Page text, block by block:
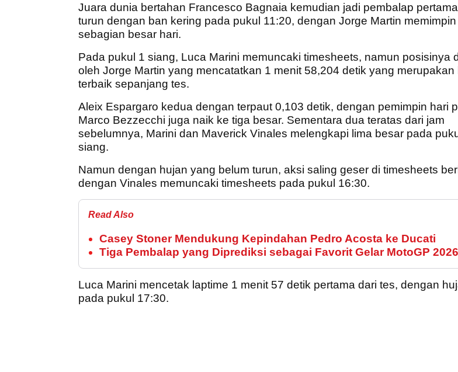
Juara dunia bertahan Francesco Bagnaia kemudian jadi pembalap
turun dengan ban kering pada pukul 11:20, dengan Jorge Martin memimpin
sebagian besar hari.
Pada pukul 1 siang, Luca Marini memuncaki timesheets, namun posisinya
oleh Jorge Martin yang mencatatkan 1 menit 58,204 detik yang merupakan
terbaik sepanjang tes.
Aleix Espargaro kedua dengan terpaut 0,103 detik, dengan pemimpin hari
Marco Bezzecchi juga naik ke tiga besar. Sementara dua teratas dari jam
sebelumnya, Marini dan Maverick Vinales melengkapi lima besar pada
siang.
Namun dengan hujan yang belum turun, aksi saling geser di timesheets
dengan Vinales memuncaki timesheets pada pukul 16:30.
Read Also
Casey Stoner Mendukung Kepindahan Pedro Acosta ke Ducati
Tiga Pembalap yang Diprediksi sebagai Favorit Gelar MotoGP 2026
Luca Marini mencetak laptime 1 menit 57 detik pertama dari tes, dengan
pada pukul 17:30.